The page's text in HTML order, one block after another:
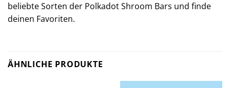
beliebte Sorten der Polkadot Shroom Bars und finde
deinen Favoriten.
ÄHNLICHE PRODUKTE